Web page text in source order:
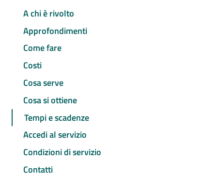
A chi è rivolto
Approfondimenti
Come fare
Costi
Cosa serve
Cosa si ottiene
Tempi e scadenze
Accedi al servizio
Condizioni di servizio
Contatti